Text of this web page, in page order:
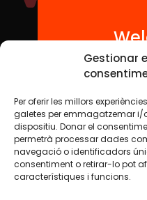
Gestionar
Per oferir les millors
galetes per emmagatzemar
dispositiu. Donar el
permetrà processar dades
navegació o identificadors
consentiment o retirar-lo pot
característiques i funcions.
Social Media
TW YTB IG FB
Legal NoticeCookie